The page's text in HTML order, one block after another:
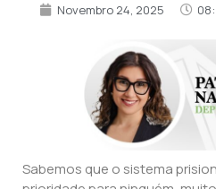
Novembro 24, 2025
Sabemos que o sistema